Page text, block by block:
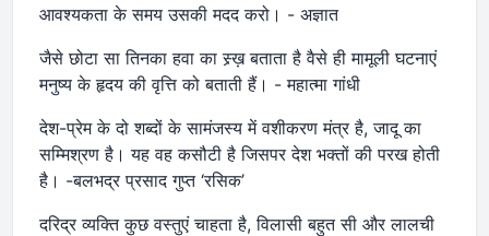
आवश्यकता के समय उसकी मदद करो। - अज्ञात
जैसे छोटा सा तिनका हवा का स्र्ख़ बताता है वैसे ही मामूली घटनाएं
मनुष्य के हृदय की वृत्ति को बताती हैं। - महात्मा गांधी
देश-प्रेम के दो शब्दों के सामंजस्य में वशीकरण मंत्र है, जादू का
सम्मिश्रण है। यह वह कसौटी है जिसपर देश भक्तों की परख होती
है। -बलभद्र प्रसाद गुप्त ‘रसिक’
दरिद्र व्यक्ति कुछ वस्तुएं चाहता है, विलासी बहुत सी और लालची